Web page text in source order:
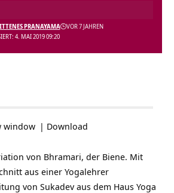
4. MAI 2019 09:20
PRANAYAMA VOR 7 JAHREN
window | Download
von Bhramari, der Biene. Mit
aus einer Yogalehrer
von Sukadev aus dem Haus Yoga